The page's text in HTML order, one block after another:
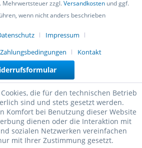
Mehrwertsteuer zzgl.Versandkosten und ggf.
wenn nicht anders beschrieben
Impressum
Kontakt
die für den technischen Betrieb
sind und stets gesetzt werden.
Komfort bei Benutzung dieser Website
dienen oder die Interaktion mit
sozialen Netzwerken vereinfachen
mit Ihrer Zustimmung gesetzt.